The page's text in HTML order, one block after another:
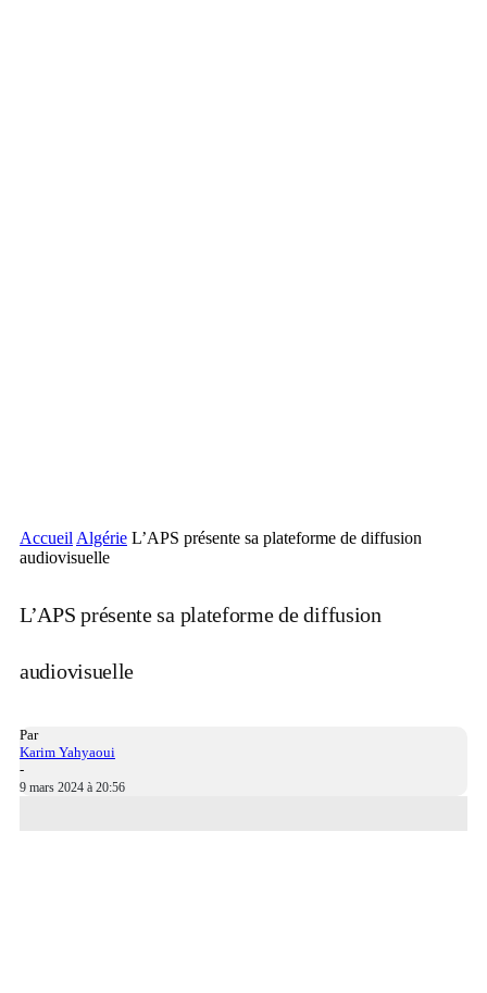
Accueil Algérie L’APS présente sa plateforme de diffusion
audiovisuelle
L’APS présente sa plateforme de diffusion
audiovisuelle
Par
Karim Yahyaoui
-
9 mars 2024 à 20:56